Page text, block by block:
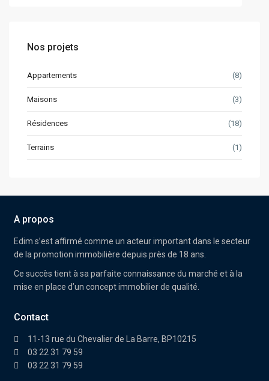
Nos projets
Appartements (8)
Maisons (3)
Résidences (18)
Terrains (1)
A propos
Edim s’est affirmé comme un acteur important dans le secteur
de la promotion immobilière depuis près de 18 ans.
Ce succès tient à sa parfaite connaissance du marché et à la
mise en place d’un concept immobilier de qualité.
Contact
11-13 rue du Chevalier de La Barre, BP10215
03 22 31 79 59
03 22 31 79 59